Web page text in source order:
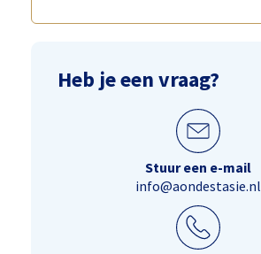
Heb je een vraag?
Stuur een e-mail
info@aondestasie.nl